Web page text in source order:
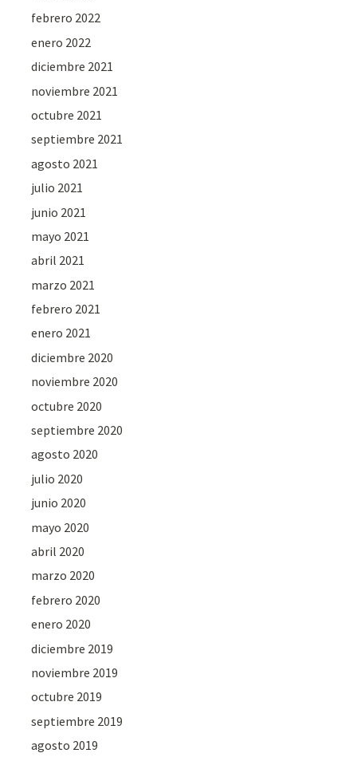
febrero 2022
enero 2022
diciembre 2021
noviembre 2021
octubre 2021
septiembre 2021
agosto 2021
julio 2021
junio 2021
mayo 2021
abril 2021
marzo 2021
febrero 2021
enero 2021
diciembre 2020
noviembre 2020
octubre 2020
septiembre 2020
agosto 2020
julio 2020
junio 2020
mayo 2020
abril 2020
marzo 2020
febrero 2020
enero 2020
diciembre 2019
noviembre 2019
octubre 2019
septiembre 2019
agosto 2019